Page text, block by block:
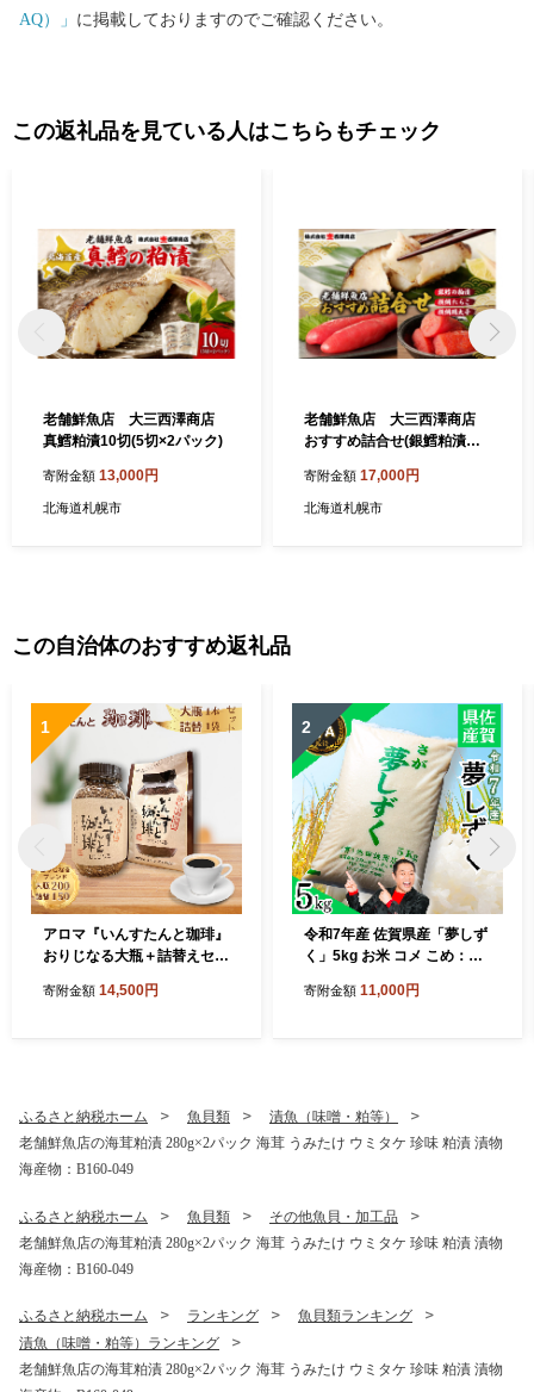
AQ）」 に掲載しておりますのでご確認ください。
この返礼品を見ている人はこちらもチェック
老舗鮮魚店 大三西澤商店
真鱈粕漬10切(5切×2パック)
寄附金額 13,000円
北海道札幌市
老舗鮮魚店 大三西澤商店
おすすめ詰合せ(銀鱈粕漬・
寄附金額 17,000円
北海道札幌市
この自治体のおすすめ返礼品
1
アロマ『いんすたんと珈琲』
おりじなる大瓶＋詰替えセッ
琲 飲料 アロマ珈琲 佐賀県 佐
寄附金額 14,500円
2
令和7年産 佐賀県産「夢しず
く」5kg お米 コメ こめ：B1
寄附金額 11,000円
ふるさと納税ホーム 魚貝類
漬魚（味噌・粕等）
老舗鮮魚店の海茸粕漬 280g×2パック 海茸 うみたけ ウミタケ 珍味 粕漬 漬物
海産物：B160-049
ふるさと納税ホーム 魚貝類
その他魚貝・加工品
老舗鮮魚店の海茸粕漬 280g×2パック 海茸 うみたけ ウミタケ 珍味 粕漬 漬物
海産物：B160-049
ふるさと納税ホーム ランキング
魚貝類ランキング
漬魚（味噌・粕等）ランキング
老舗鮮魚店の海茸粕漬 280g×2パック 海茸 うみたけ ウミタケ 珍味 粕漬 漬物